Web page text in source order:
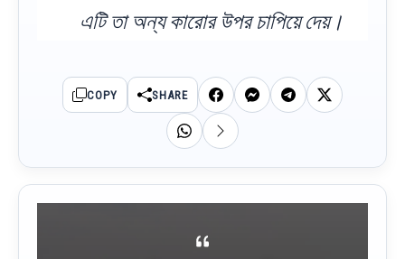
এটি তা অন্য কারোর উপর চাপিয়ে দেয়।
COPY SHARE